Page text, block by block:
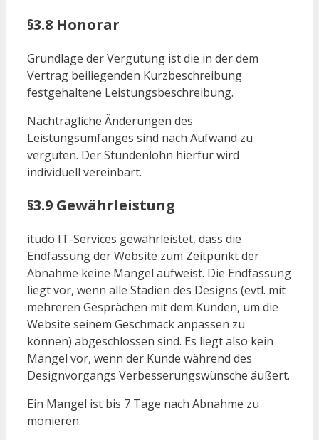
§3.8 Honorar
Grundlage der Vergütung ist die in der dem
Vertrag beiliegenden Kurzbeschreibung
festgehaltene Leistungsbeschreibung.
Nachträgliche Änderungen des
Leistungsumfanges sind nach Aufwand zu
vergüten. Der Stundenlohn hierfür wird
individuell vereinbart.
§3.9 Gewährleistung
itudo IT-Services gewährleistet, dass die
Endfassung der Website zum Zeitpunkt der
Abnahme keine Mängel aufweist. Die Endfassung
liegt vor, wenn alle Stadien des Designs (evtl. mit
mehreren Gesprächen mit dem Kunden, um die
Website seinem Geschmack anpassen zu
können) abgeschlossen sind. Es liegt also kein
Mangel vor, wenn der Kunde während des
Designvorgangs Verbesserungswünsche äußert.
Ein Mangel ist bis 7 Tage nach Abnahme zu
monieren.